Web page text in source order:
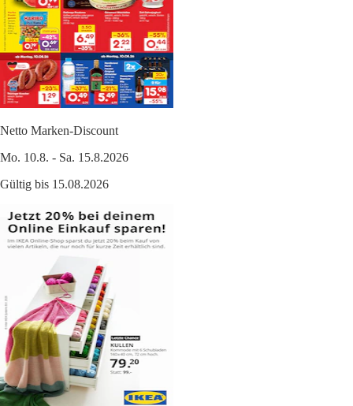
Netto Marken-Discount
Mo. 10.8. - Sa. 15.8.2026
Gültig bis 15.08.2026